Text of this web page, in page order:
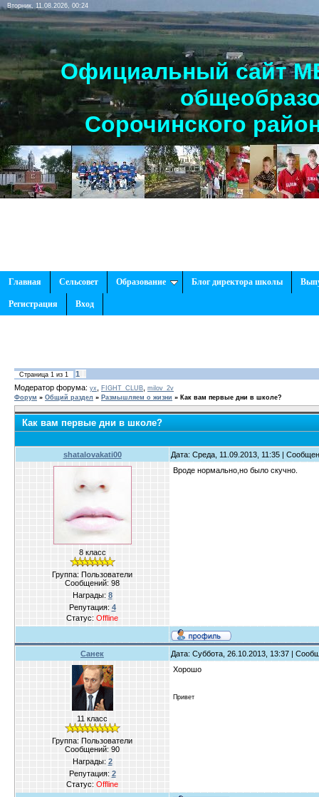
Вторник, 11.08.2026, 00:24
Официальный сайт
Сорочинского
Главная Сельсовет Образование Блог директора школы
Регистрация Вход
Страница 1 из 1
1
Модератор форума: yx , FIGHT_CLUB, milov_2v
Форум » Общий раздел » Размышляем о жизни » Как вам первые дни в школе?
Как вам первые дни в школе?
shatalovakati00 Дата: Среда, 11.09.2013, 11:35 |
8 класс
Группа: Пользователи
Сообщений: 98
Награды: 8
Репутация: 4
Статус: Offline
Вроде нормально,но было скучно.
Санек Дата: Суббота, 26.10.2013, 13:37 |
11 класс
Группа: Пользователи
Сообщений: 90
Награды: 2
Репутация: 2
Статус: Offline
Хорошо
Привет